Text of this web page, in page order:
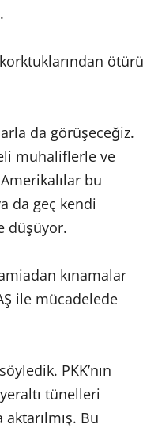
ötürü
da görüşeceğiz.
muhaliflerle ve
bu
da geç kendi
düşüyor.
kınamalar
ile mücadelede
PKK’nın
tünelleri
aktarılmış. Bu